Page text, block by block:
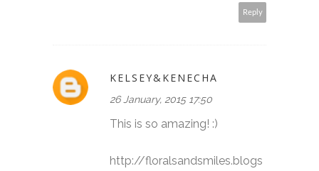
Reply
KELSEY&KENECHA
26 January, 2015 17:50
This is so amazing! :)
http://floralsandsmiles.blogs